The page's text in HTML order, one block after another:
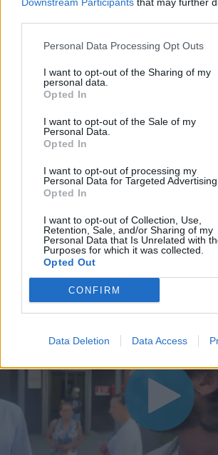
Personal Data Processing Opt Outs
I want to opt-out of the Sharing of my
personal data.
Opted In
I want to opt-out of the Sale of my
Personal Data.
Opted In
I want to opt-out of processing my
Personal Data for Targeted Advertising.
Opted In
I want to opt-out of Collection, Use,
Retention, Sale, and/or Sharing of my
Personal Data that Is Unrelated with
Purposes for which it was collected.
Opted Out
CONFIRM
Data Deletion Data Access